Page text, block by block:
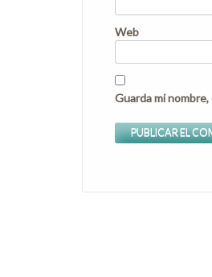
Web
Guarda mi